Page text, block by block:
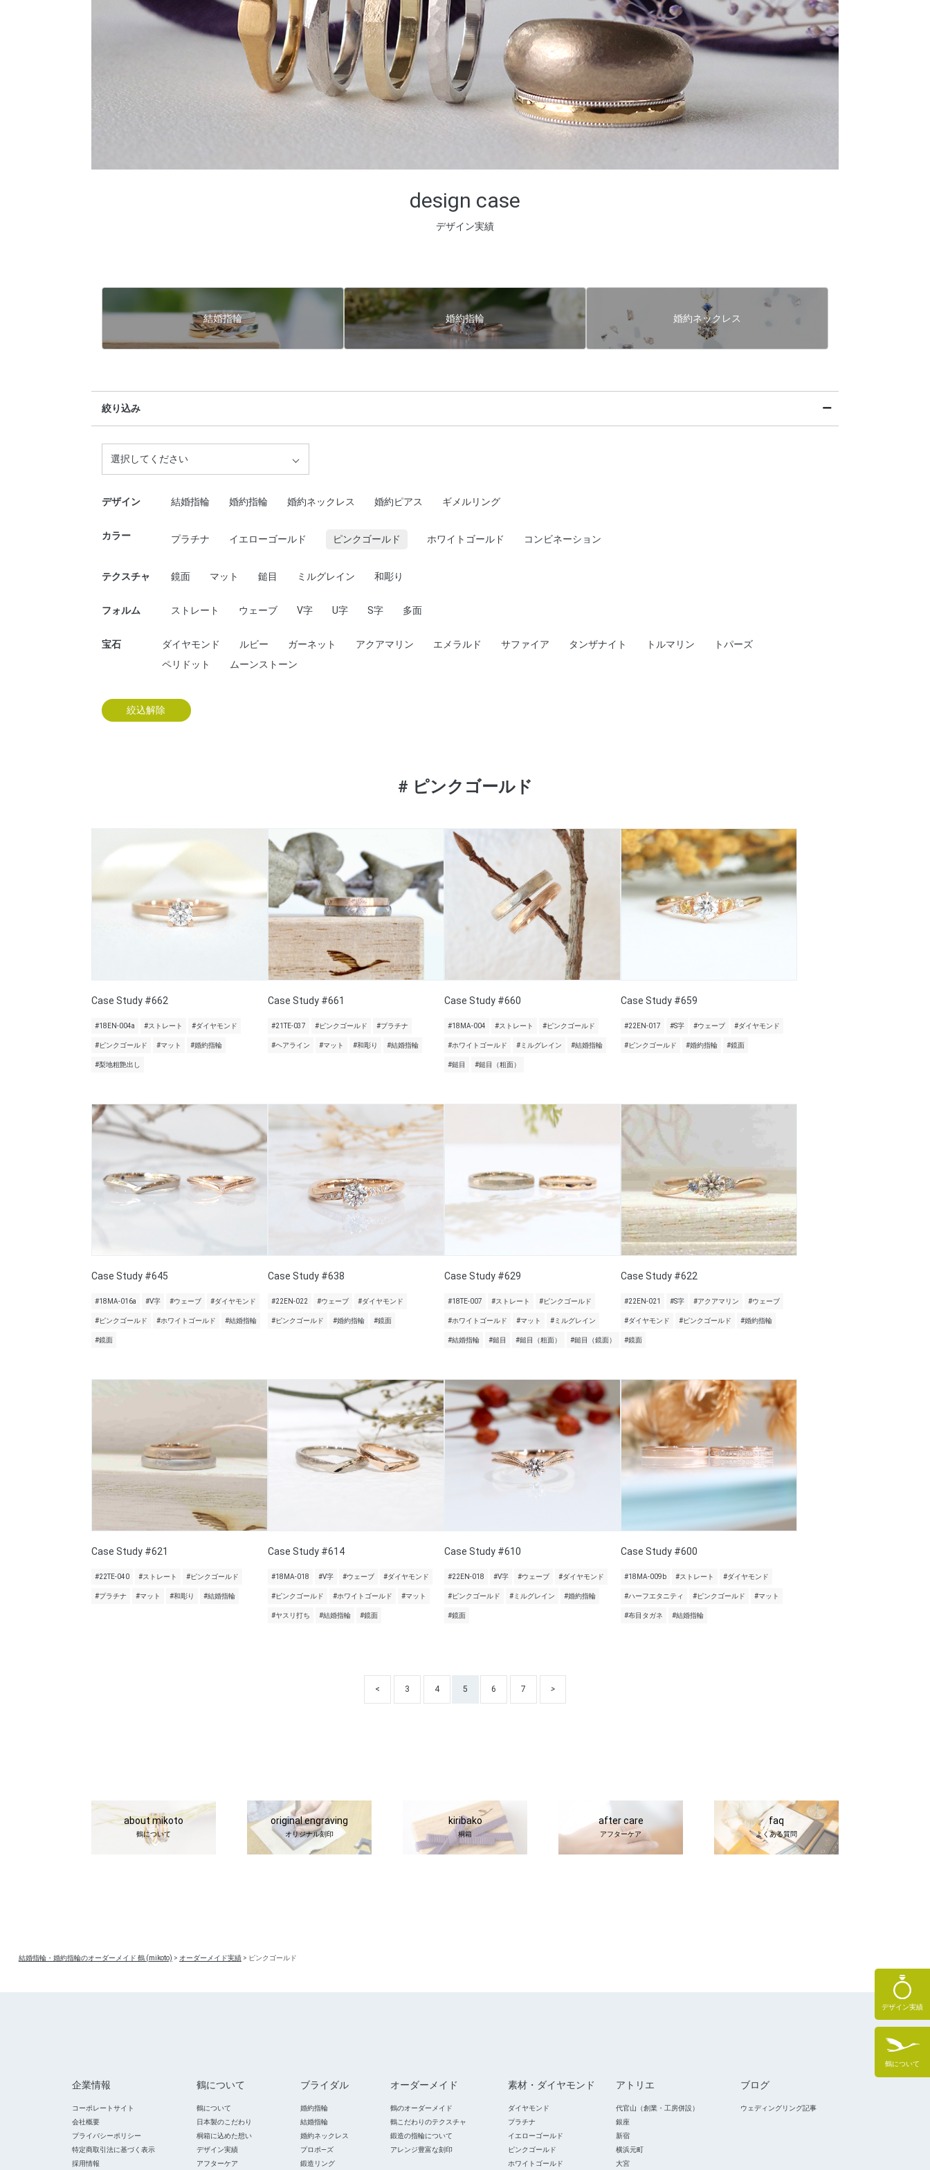
design case
デザイン実績
デザイン実績
鶴について
結婚指輪 婚約指輪 婚約ネックレス
絞り込み
選択してください
デザイン 結婚指輪 婚約指輪 婚約ネックレス 婚約ピアス ギメルリング
カラー プラチナ イエローゴールド ピンクゴールド ホワイトゴールド コンビネーション
テクスチャ 鏡面 マット 鎚目 ミルグレイン 和彫り
フォルム ストレート ウェーブ V字 U字 S字 多面
宝石 ダイヤモンド ルビー ガーネット アクアマリン エメラルド サファイア タンザナイト トルマリン
トパーズ
ペリドット
ムーンストーン
絞込解除
# ピンクゴールド
Case Study #662
#18EN-004a #ストレート #ダイヤモンド
#ピンクゴールド #マット #婚約指輪
#梨地粗艶出し
Case Study #661
#21TE-037 #ピンクゴールド #プラチナ
#ヘアライン #マット #和彫り #結婚指輪
Case Study #660
#18MA-004 #ストレート #ピンクゴールド
#ホワイトゴールド #ミルグレイン #結婚指輪
#鎚目 #鎚目（粗面）
Case Study #659
#22EN-017 #S字 #ウェーブ #ダイヤモンド
#ピンクゴールド #婚約指輪 #鏡面
Case Study #645
#18MA-016a #V字 #ウェーブ #ダイヤモンド
#ピンクゴールド #ホワイトゴールド #結婚指輪
#鏡面
Case Study #638
#22EN-022 #ウェーブ #ダイヤモンド
#ピンクゴールド #婚約指輪 #鏡面
Case Study #629
#18TE-007 #ストレート #ピンクゴールド
#ホワイトゴールド #マット #ミルグレイン
#結婚指輪 #鎚目 #鎚目（粗面） #鎚目（鏡面）
Case Study #622
#22EN-021 #S字 #アクアマリン #ウェーブ
#ダイヤモンド #ピンクゴールド #婚約指輪
#鏡面
Case Study #621
#22TE-040 #ストレート #ピンクゴールド
#プラチナ #マット #和彫り #結婚指輪
Case Study #614
#18MA-018 #V字 #ウェーブ #ダイヤモンド
#ピンクゴールド #ホワイトゴールド #マット
#ヤスリ打ち #結婚指輪 #鏡面
Case Study #610
#22EN-018 #V字 #ウェーブ #ダイヤモンド
#ピンクゴールド #ミルグレイン #婚約指輪
#鏡面
Case Study #600
#18MA-009b #ストレート #ダイヤモンド
#ハーフエタニティ #ピンクゴールド #マット
#布目タガネ #結婚指輪
< 3 4 5 6 7 >
about mikoto
鶴について
original engraving
オリジナル刻印
kiribako
桐箱
after care
アフターケア
faq
よくある質問
結婚指輪・婚約指輪のオーダーメイド 鶴 (mikoto) > オーダーメイド実績> ピンクゴールド
企業情報
コーポレートサイト
会社概要
プライバシーポリシー
特定商取引法に基づく表示
採用情報
鶴について
鶴について
日本製のこだわり
桐箱に込めた想い
デザイン実績
アフターケア
ブライダル
婚約指輪
結婚指輪
婚約ネックレス
プロポ―ズ
鍛造リング
オーダーメイド
鶴のオーダーメイド
鶴こだわりのテクスチャ
鍛造の指輪について
アレンジ豊富な刻印
素材・ダイヤモンド
ダイヤモンド
プラチナ
イエローゴールド
ピンクゴールド
ホワイトゴールド
アトリエ
代官山（創業・工房併設）
銀座
新宿
横浜元町
大宮
ブログ
ウェディングリング記事